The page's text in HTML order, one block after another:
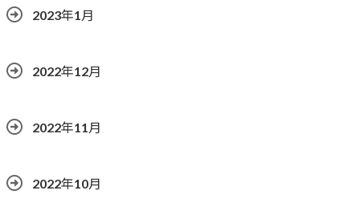
2023年1月
2022年12月
2022年11月
2022年10月